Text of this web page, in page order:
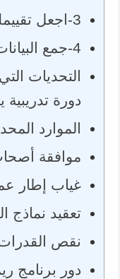
3-اجعل تقييمك للدورة واضحًا وموجزًا
4-جمع البيانات وتحليلها
التحديات
دورة تدريبية
الموارد
موافقة
غياب إطار
تعقيد نماذج
نقص القدرات
دور برنامج